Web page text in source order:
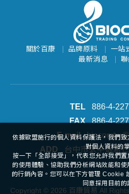
關於百康 品牌原料 一站
最新消息
886-4-
886-4-
台中市太平區新
Copyright © 2026 百康貿易 All
依據歐盟施行的個人資料保護法，我們
對個人資料的
按一下「全部接受」，代表您允許我們
的使用體驗、協助我們分析網站效能和
的行銷內容。您可以在下方管理 Cookie
同意採用目前的